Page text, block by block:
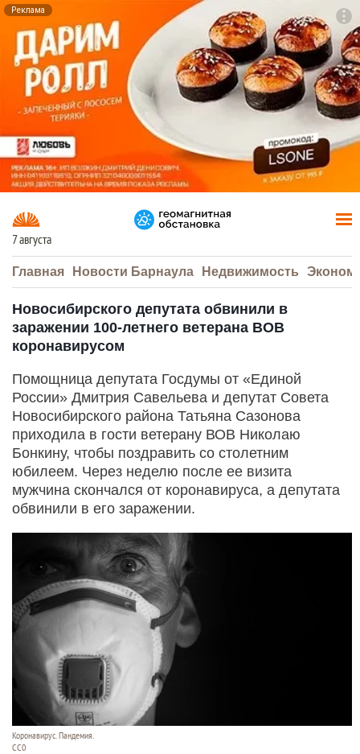
Реклама
7 августа
Главная Новости Барнаула Недвижимость
Новосибирского депутата обвинили в
заражении 100-летнего ветерана ВОВ
коронавирусом
Помощница депутата Госдумы от «Единой
России» Дмитрия Савельева и депутат Совета
Новосибирского района Татьяна Сазонова
приходила в гости ветерану ВОВ Николаю
Бонкину, чтобы поздравить со столетним
юбилеем. Через неделю после ее визита
мужчина скончался от коронавируса, а депутата
обвинили в его заражении.
Коронавирус. Пандемия.
CC0